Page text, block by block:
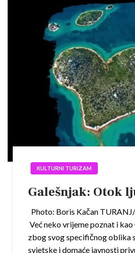
KULTURNI TURIZAM
Galešnjak: Otok
Photo: Boris Kačan
Već neko vrijeme poznat i
zbog svog specifičnog oblika
svjetske i domaće javnosti